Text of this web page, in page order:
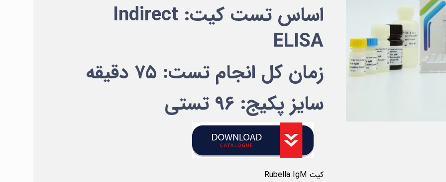
اساس تست کیت: Indirect
ELISA
زمان کل انجام تست: ۷۵ دقیقه
سایز پکیج: ۹۶ تستی
کیت Rubella IgM